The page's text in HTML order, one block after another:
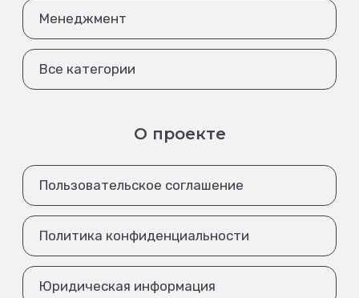
Менеджмент
Все категории
О проекте
Пользовательское соглашение
Политика конфиденциальности
Юридическая информация